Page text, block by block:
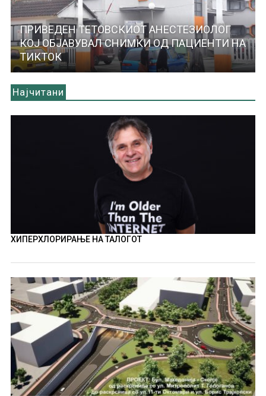
ПРИВЕДЕН ТЕТОВСКИОТ АНЕСТЕЗИОЛОГ
КОЈ ОБЈАВУВАЛ СНИМКИ ОД ПАЦИЕНТИ НА
ТИКТОК
Најчитани
ХИПЕРХЛОРИРАЊЕ НА ТАЛОГОТ